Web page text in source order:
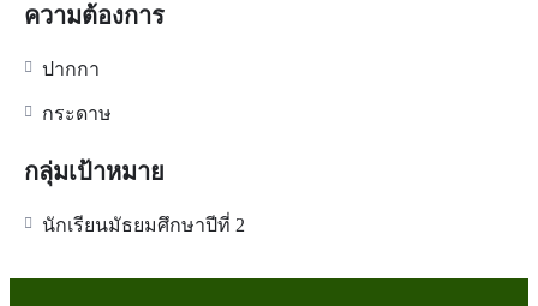
ความต้องการ
ปากกา
กระดาษ
กลุ่มเป้าหมาย
นักเรียนมัธยมศึกษาปีที่ 2